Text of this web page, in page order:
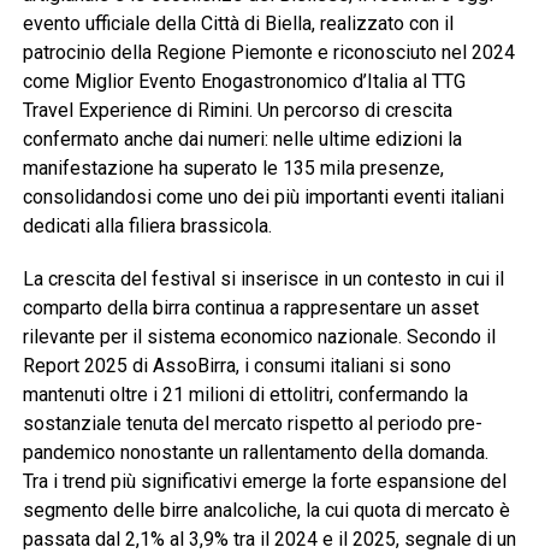
evento ufficiale della Città di Biella, realizzato con il
patrocinio della Regione Piemonte e riconosciuto nel 2024
come Miglior Evento Enogastronomico d’Italia al TTG
Travel Experience di Rimini. Un percorso di crescita
confermato anche dai numeri: nelle ultime edizioni la
manifestazione ha superato le 135 mila presenze,
consolidandosi come uno dei più importanti eventi italiani
dedicati alla filiera brassicola.
La crescita del festival si inserisce in un contesto in cui il
comparto della birra continua a rappresentare un asset
rilevante per il sistema economico nazionale. Secondo il
Report 2025 di AssoBirra, i consumi italiani si sono
mantenuti oltre i 21 milioni di ettolitri, confermando la
sostanziale tenuta del mercato rispetto al periodo pre-
pandemico nonostante un rallentamento della domanda.
Tra i trend più significativi emerge la forte espansione del
segmento delle birre analcoliche, la cui quota di mercato è
passata dal 2,1% al 3,9% tra il 2024 e il 2025, segnale di un